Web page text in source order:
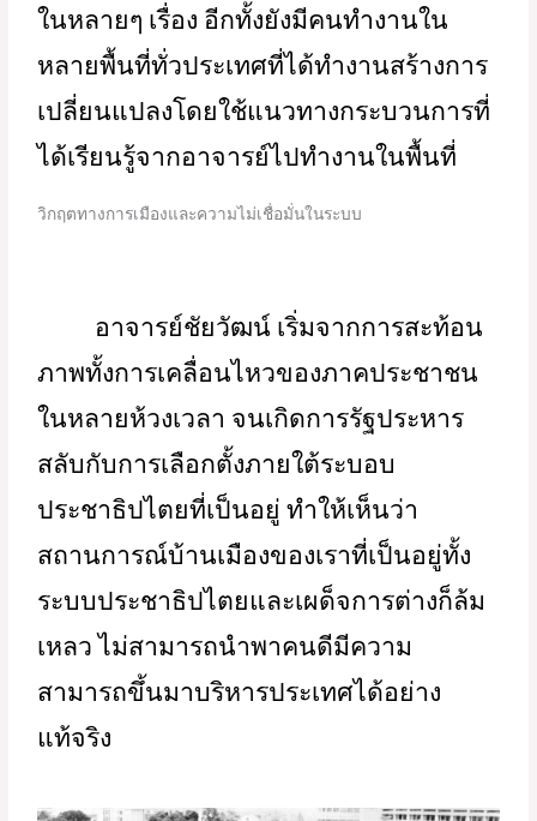
ในหลายๆ เรื่อง อีกทั้งยังมีคนทำงานใน
หลายพื้นที่ทั่วประเทศที่ได้ทำงานสร้างการ
เปลี่ยนแปลงโดยใช้แนวทางกระบวนการที่
ได้เรียนรู้จากอาจารย์ไปทำงานในพื้นที่
วิกฤตทางการเมืองและความไม่เชื่อมั่นในระบบ
อาจารย์ชัยวัฒน์ เริ่มจากการสะท้อน
ภาพทั้งการเคลื่อนไหวของภาคประชาชน
ในหลายห้วงเวลา จนเกิดการรัฐประหาร
สลับกับการเลือกตั้งภายใต้ระบอบ
ประชาธิปไตยที่เป็นอยู่ ทำให้เห็นว่า
สถานการณ์บ้านเมืองของเราที่เป็นอยู่ทั้ง
ระบบประชาธิปไตยและเผด็จการต่างก็ล้ม
เหลว ไม่สามารถนำพาคนดีมีความ
สามารถขึ้นมาบริหารประเทศได้อย่าง
แท้จริง